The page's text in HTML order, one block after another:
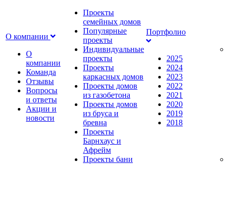
О компании
О
компании
Команда
Отзывы
Вопросы
и ответы
Акции и
новости
Проекты
семейных домов
Популярные
проекты
Индивидуальные
проекты
Проекты
каркасных домов
Проекты домов
из газобетона
Проекты домов
из бруса и
бревна
Проекты
Барнхаус и
Афрейм
Проекты бани
Портфолио
2025
2024
2023
2022
2021
2020
2019
2018